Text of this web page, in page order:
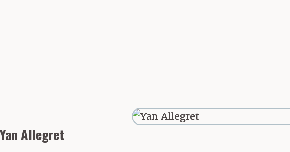
Yan Allegret